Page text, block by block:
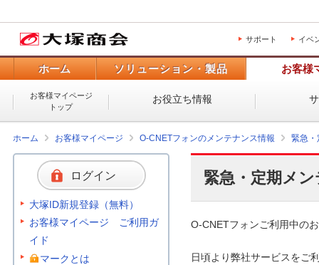
サポート イベ
ホーム ソリューション・製品 お客様
お客様マイページ
トップ
お役立ち情報
ホーム お客様マイページ O-CNETフォンのメンテナンス情報 緊急・
緊急・定期メ
O-CNETフォンご利用中の
日頃より弊社サービスをご
ログイン
大塚ID新規登録（無料）
お客様マイページ ご利用ガ
イド
マークとは